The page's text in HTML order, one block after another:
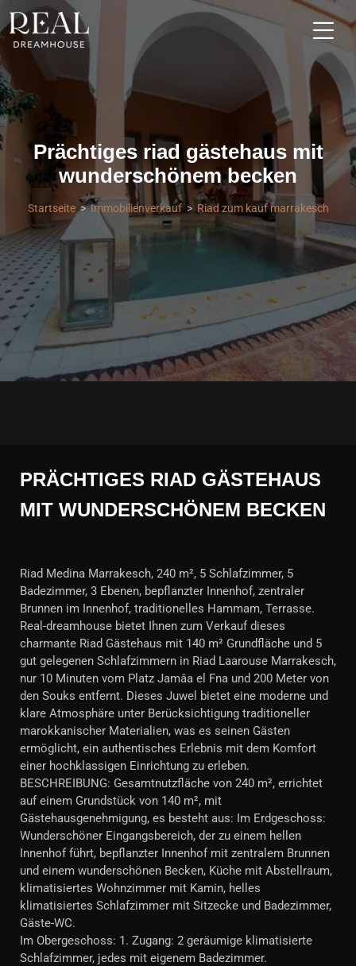
Prächtiges riad gästehaus mit
wunderschönem becken
Startseite Immobilienverkauf Riad zum kauf marrakesch
PRÄCHTIGES RIAD GÄSTEHAUS
MIT WUNDERSCHÖNEM BECKEN
Riad Medina Marrakesch, 240 m², 5 Schlafzimmer, 5
Badezimmer, 3 Ebenen, bepflanzter Innenhof, zentraler
Brunnen im Innenhof, traditionelles Hammam, Terrasse.
Real-dreamhouse bietet Ihnen zum Verkauf dieses
charmante Riad Gästehaus mit 140 m² Grundfläche und 5
gut gelegenen Schlafzimmern in Riad Laarouse Marrakesch,
nur 10 Minuten vom Platz Jamâa el Fna und 200 Meter von
den Souks entfernt. Dieses Juwel bietet eine moderne und
klare Atmosphäre unter Berücksichtigung traditioneller
marokkanischer Materialien, was es seinen Gästen
ermöglicht, ein authentisches Erlebnis mit dem Komfort
einer hochklassigen Einrichtung zu erleben.
BESCHREIBUNG: Gesamtnutzfläche von 240 m², errichtet
auf einem Grundstück von 140 m², mit
Gästehausgenehmigung, es besteht aus: Im Erdgeschoss:
Wunderschöner Eingangsbereich, der zu einem hellen
Innenhof führt, bepflanzter Innenhof mit zentralem Brunnen
und einem wunderschönen Becken, Küche mit Abstellraum,
klimatisiertes Wohnzimmer mit Kamin, helles
klimatisiertes Schlafzimmer mit Sitzecke und Badezimmer,
Gäste-WC.
Im Obergeschoss: 1. Zugang: 2 geräumige klimatisierte
Schlafzimmer, jedes mit eigenem Badezimmer.